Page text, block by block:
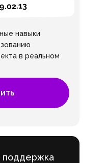
навыки
в реальном
поддержка